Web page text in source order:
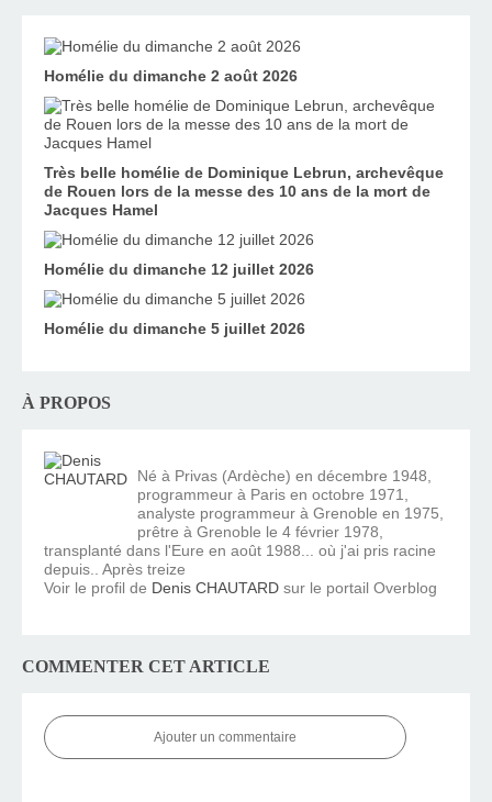
Homélie du dimanche 2 août 2026
Très belle homélie de Dominique Lebrun, archevêque
de Rouen lors de la messe des 10 ans de la mort de
Jacques Hamel
Homélie du dimanche 12 juillet 2026
Homélie du dimanche 5 juillet 2026
À PROPOS
Né à Privas (Ardèche) en décembre 1948,
programmeur à Paris en octobre 1971,
analyste programmeur à Grenoble en 1975,
prêtre à Grenoble le 4 février 1978,
transplanté dans l'Eure en août 1988... où j'ai pris racine
depuis.. Après treize
Voir le profil de Denis CHAUTARD sur le portail Overblog
COMMENTER CET ARTICLE
Ajouter un commentaire